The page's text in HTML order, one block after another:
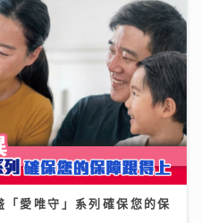
愛唯守」系列確保您的保